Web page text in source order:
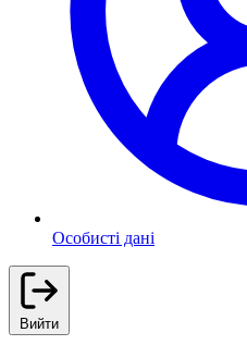
Особисті дані
Вийти